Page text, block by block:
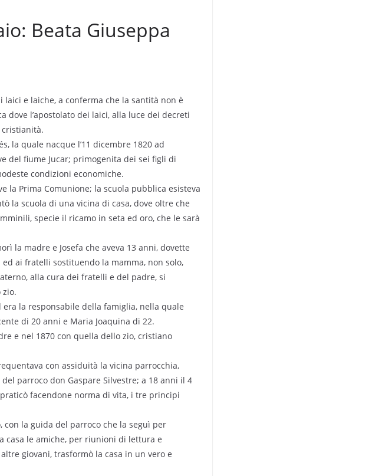
Beata Giuseppa
e laiche, a conferma che la santità non è
dove l’apostolato dei laici, alla luce dei decreti
la quale nacque l’11 dicembre 1820 ad
del fiume Jucar; primogenita dei sei figli di
condizioni economiche.
la Prima Comunione; la scuola pubblica esisteva
la scuola di una vicina di casa, dove oltre che
specie il ricamo in seta ed oro, che le sarà
la madre e Josefa che aveva 13 anni, dovette
ai fratelli sostituendo la mamma, non solo,
alla cura dei fratelli e del padre, si
zio.
era la responsabile della famiglia, nella quale
di 20 anni e Maria Joaquina di 22.
e nel 1870 con quella dello zio, cristiano
con assiduità la vicina parrocchia,
parroco don Gaspare Silvestre; a 18 anni il 4
facendone norma di vita, i tre principi
con la guida del parroco che la seguì per
casa le amiche, per riunioni di lettura e
giovani, trasformò la casa in un vero e